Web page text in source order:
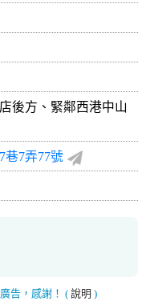
後方、緊鄰西港中山
巷7弄77號
告，感謝！ ( 說明 )